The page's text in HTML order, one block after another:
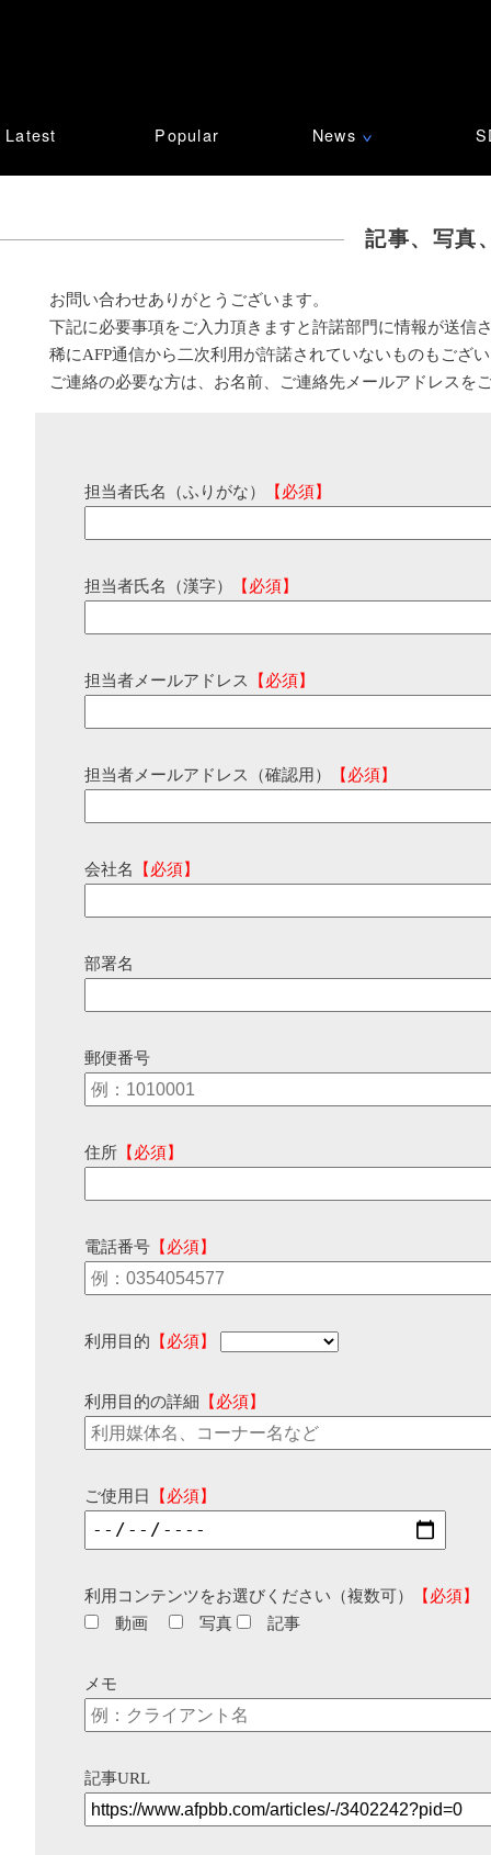
Latest Popular News ∨
記事、写真
お問い合わせありがとうございます。
下記に必要事項をご入力頂きますと許諾部門に情報が送信
稀にAFP通信から二次利用が許諾されていないものもござ
ご連絡の必要な方は、お名前、ご連絡先メールアドレスを
担当者氏名（ふりがな） 【必須】
担当者氏名（漢字） 【必須】
担当者メールアドレス 【必須】
担当者メールアドレス（確認用） 【必須】
会社名 【必須】
部署名
郵便番号
住所 【必須】
電話番号 【必須】
利用目的 【必須】
利用目的の詳細 【必須】
ご使用日 【必須】
利用コンテンツをお選びください（複数可）
【必須】
動画
写真 記事
メモ
記事URL